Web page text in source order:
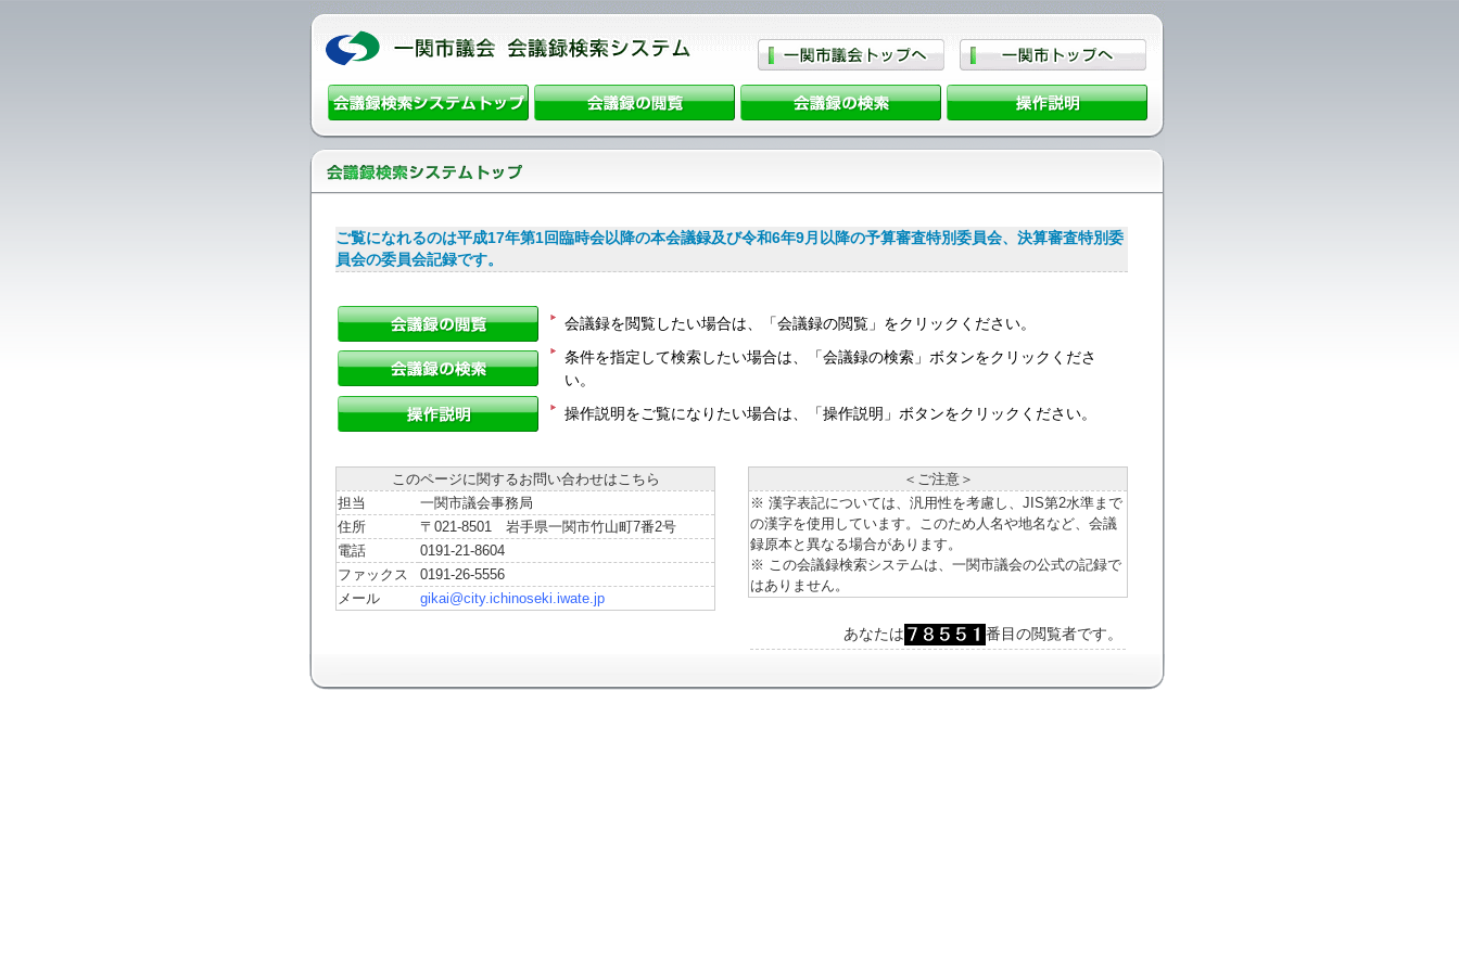
ご覧になれるのは平成17年第1回臨時会以降の本会議録及び令和6年9月以降の予算審査特別委員会、決算審査特別委
員会の委員会記録です。
会議録を閲覧したい場合は、「会議録の閲覧」をクリックください。
条件を指定して検索したい場合は、「会議録の検索」ボタンをクリックくださ
い。
操作説明をご覧になりたい場合は、「操作説明」ボタンをクリックください。
このページに関するお問い合わせはこちら
担当
一関市議会事務局
住所
〒021-8501 岩手県一関市竹山町7番2号
電話
0191-21-8604
ファックス
0191-26-5556
メール
gikai@city.ichinoseki.iwate.jp
＜ご注意＞
※ 漢字表記については、汎用性を考慮し、JIS第2水準まで
の漢字を使用しています。このため人名や地名など、会議
録原本と異なる場合があります。
※ この会議録検索システムは、一関市議会の公式の記録で
はありません。
あなたは 番目の閲覧者です。